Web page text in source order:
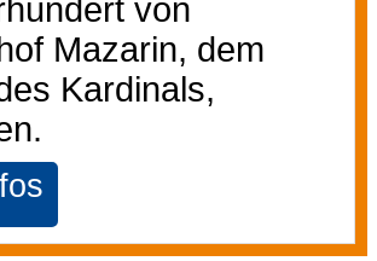
von
Mazarin, dem
Kardinals,